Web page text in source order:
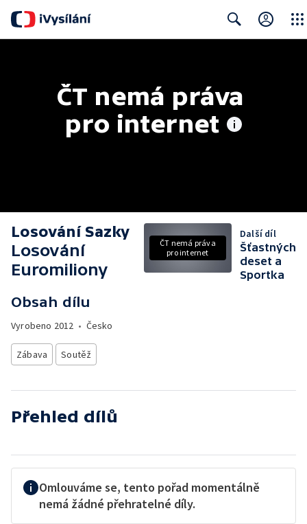
ČT nemá práva
pro internet
Losování Sazky
Losování
Euromiliony
Obsah dílu
Vyrobeno 2012 • Česko
Zábava Soutěž
ČT nemá práva
pro internet
Další díl
Šťastných
deset a
Sportka
Přehled dílů
Omlouváme se, tento pořad momentálně
nemá žádné přehratelné díly.